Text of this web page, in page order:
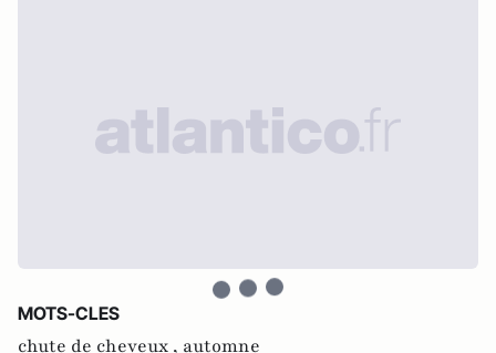
MOTS-CLES
chute de cheveux , automne